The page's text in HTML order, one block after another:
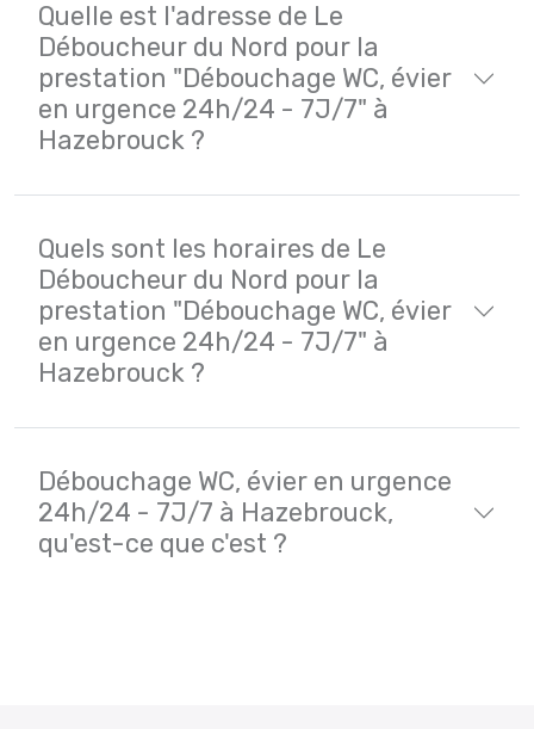
Quelle est l'adresse de Le
Déboucheur du Nord pour la
prestation "Débouchage WC, évier
en urgence 24h/24 - 7J/7" à
Hazebrouck ?
Quels sont les horaires de Le
Déboucheur du Nord pour la
prestation "Débouchage WC, évier
en urgence 24h/24 - 7J/7" à
Hazebrouck ?
Débouchage WC, évier en urgence
24h/24 - 7J/7 à Hazebrouck,
qu'est-ce que c'est ?